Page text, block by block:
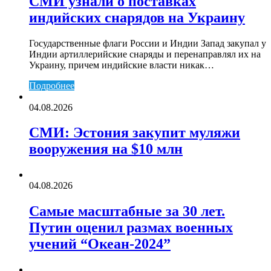
индийских снарядов на Украину
Государственные флаги России и Индии Запад закупал у
Индии артиллерийские снаряды и перенаправлял их на
Украину, причем индийские власти никак…
Подробнее
04.08.2026
СМИ: Эстония закупит муляжи
вооружения на $10 млн
04.08.2026
Самые масштабные за 30 лет.
Путин оценил размах военных
учений “Океан-2024”